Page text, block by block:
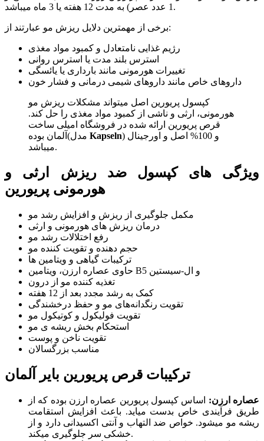
1 عدد عصر) به مدت 12 هفته یا 3 ماه میباشد.
برخی از مهمترین دلایل ریزش مو عبارتند از:
رژیم غذایی نامتعادل و کمبود مواد مغذی
استرس بلند مدت یا استرس روانی
تغییرات هورمونی مانند بارداری یا یائسگی
داروهای خاص مانند داروهای شیمی درمانی و فشار خون
کپسول پریورین اصل میتواند مشکلات ریزش مو
هورمونی، ارثی و ناشی از کمبود مواد مغذی را حل کند.
قرص پریورین ارائه شده در فروشگاه امیلی ساخت
Kapseln) و 100% اصل و اورجینال
میباشد.
ویژگی های کپسول ضد ریزش ارثی و
هورمونی پریورین
مکمل جلوگیری از ریزش و افزایش رشد مو
درمان ریزش های هورمونی و ارثی
رفع اختلالات رشد مو
حجم دهنده و تقویت کننده مو
ترکیبات گیاهی و ویتامین ها
حاوی عصاره ارزن، ویتامین B5 و ال-سیستین
تغذیه کننده مو از درون
کمک به رشد مجدد بعد از 12 هفته
تقویت رنگدانه‌های مو و حفظ درخشندگی
تقویت فولیکول و کوتیکول مو
استحکام بخش ریشه ی مو
تقویت ناخن و پوست
مناسب بزرگسالان
ترکیبات قرص پریورین بایر آلمان
عصاره ارزن: اساس کپسول پریورین عصاره ارزن بوده که از
طریق فرآیندی خاص بدست میاید. باعث افزایش استقامت
ریشه مو میشود. خواص ضد التهاب و آنتی اکسیدانی دارد و از
خشکی سر جلوگیری میکند.